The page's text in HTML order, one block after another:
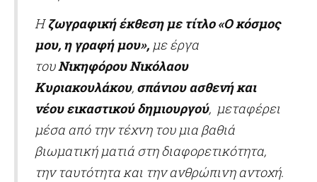
Ηζωγραφική έκθεση με τίτλο «Ο κόσμος
μου, η γραφή μου», με έργα
τουΝικηφόρου Νικόλαου
Κυριακουλάκου, σπάνιου ασθενή και
νέου εικαστικού δημιουργού, μεταφέρει
μέσα από την τέχνη του μια βαθιά
βιωματική ματιά στη διαφορετικότητα,
την ταυτότητα και την ανθρώπινη αντοχή.